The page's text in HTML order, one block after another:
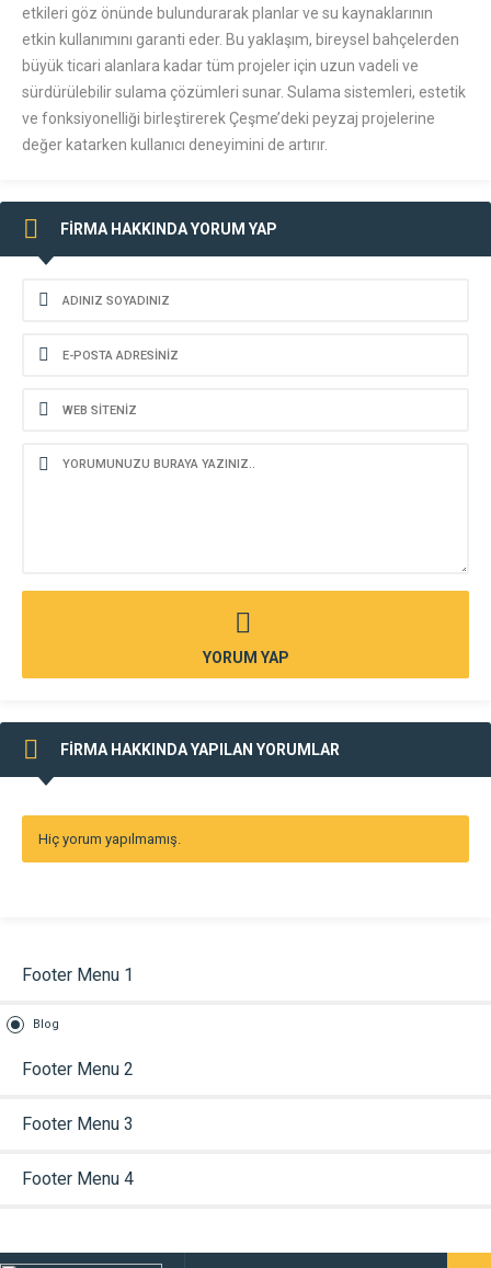
etkileri göz önünde bulundurarak planlar ve su kaynaklarının
etkin kullanımını garanti eder. Bu yaklaşım, bireysel bahçelerden
büyük ticari alanlara kadar tüm projeler için uzun vadeli ve
sürdürülebilir sulama çözümleri sunar. Sulama sistemleri, estetik
ve fonksiyonelliği birleştirerek Çeşme’deki peyzaj projelerine
değer katarken kullanıcı deneyimini de artırır.
FİRMA HAKKINDA YORUM YAP
YORUM YAP
FİRMA HAKKINDA YAPILAN YORUMLAR
Hiç yorum yapılmamış.
Footer Menu 1
Blog
Footer Menu 2
Footer Menu 3
Footer Menu 4